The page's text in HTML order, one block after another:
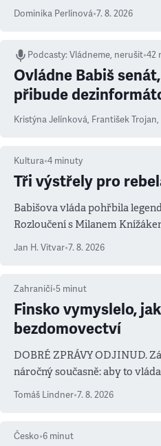
Dominika Perlínová•7. 8. 2026
Podcasty:Vládneme, nerušit•42
Ovládne Babiš
přibude
Kristýna Jelínková, František Trojan,
Kultura•4 minuty
Tři výstřely pro
Babišova vláda pohřbila
Rozloučení s Milanem
Jan H. Vitvar•7. 8. 2026
Zahraničí•5 minut
Finsko vymyslelo,
bezdomovectví
DOBRÉ ZPRÁVY ODJINUD.
náročný současně: aby to
Tomáš Lindner•7. 8. 2026
Česko•6 minut